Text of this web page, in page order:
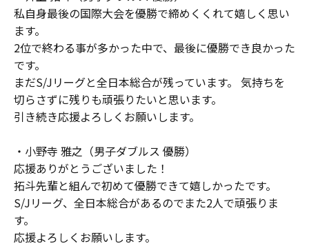
私自身最後の国際大会を優勝で締めくくれて嬉しく思い
ます。
2位で終わる事が多かった中で、最後に優勝でき良かった
です。
まだS/Jリーグと全日本総合が残っています。 気持ちを
切らさずに残りも頑張りたいと思います。
引き続き応援よろしくお願いします。
・小野寺 雅之（男子ダブルス 優勝）
応援ありがとうございました！
拓斗先輩と組んで初めて優勝できて嬉しかったです。
S/Jリーグ、全日本総合があるのでまた2人で頑張りま
す。
応援よろしくお願いします。